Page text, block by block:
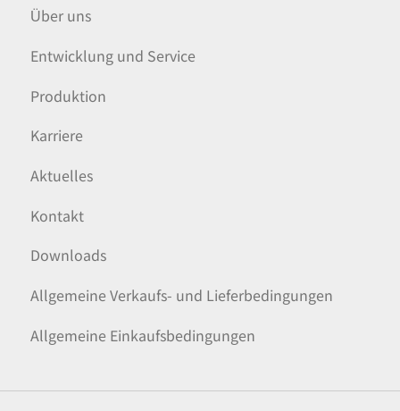
Über uns
Entwicklung und Service
Produktion
Karriere
Aktuelles
Kontakt
Downloads
Allgemeine Verkaufs- und Lieferbedingungen
Allgemeine Einkaufsbedingungen